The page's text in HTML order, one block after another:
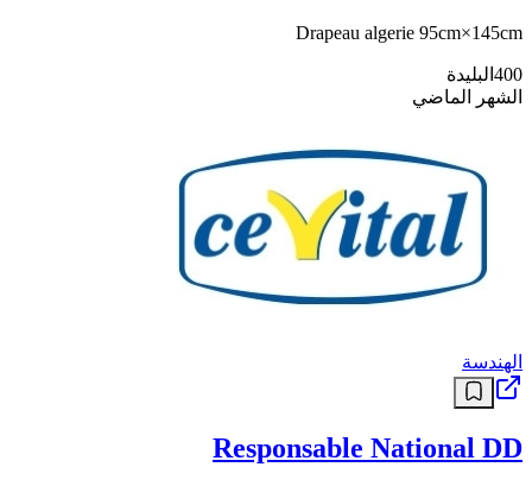
Drapeau algerie 95cm×145cm
400 البليدة
الشهر الماضي
الهندسة
Responsable National DD